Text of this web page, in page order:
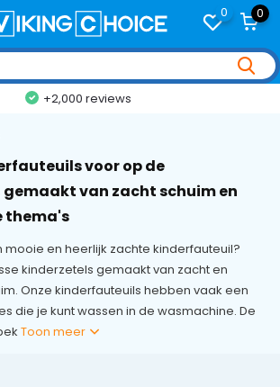
0 0
+2,000 reviews
voor op de
van zacht schuim en
thema's
mooie en heerlijk zachte kinderfauteuil?
kinderzetels gemaakt van zacht en
Onze kinderfauteuils hebben vaak een
die je kunt wassen in de wasmachine. De
Toon meer